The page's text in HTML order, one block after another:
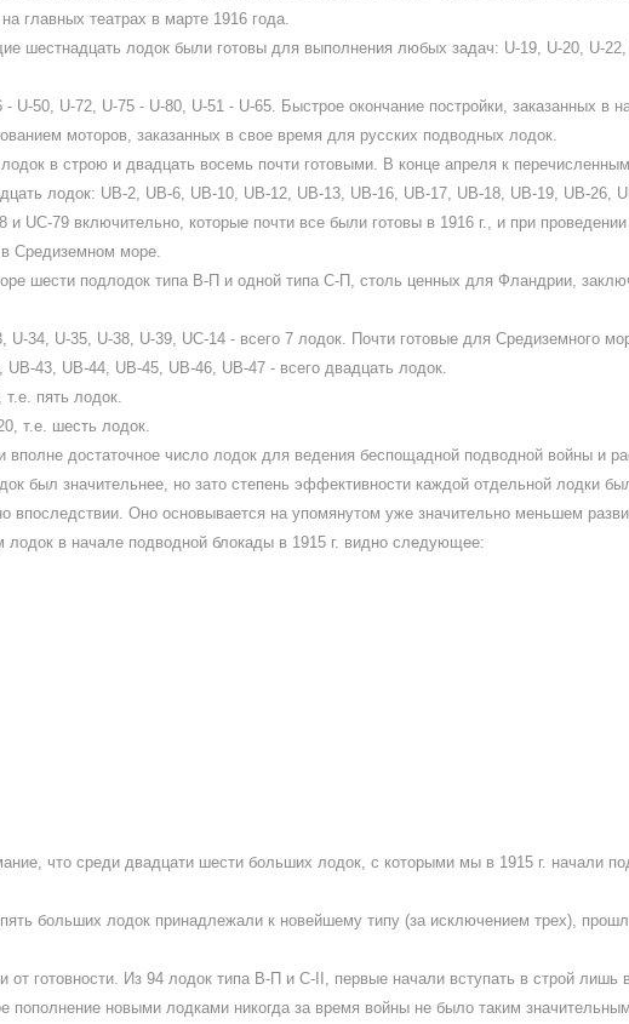
главных театрах в марте 1916 года.
шестнадцать лодок были готовы для выполнения любых задач: U-19, U-20, U-
U-50, U-72, U-75 - U-80, U-51 - U-65. Быстрое окончание постройки, заказанных в
моторов, заказанных в свое время для русских подводных лодок.
в строю и двадцать восемь почти готовыми. В конце апреля к
лодок: UB-2, UB-6, UB-10, UB-12, UB-13, UB-16, UB-17, UB-18, UB-19, UB-26,
UC-79 включительно, которые почти все были готовы в 1916 г., и при
Средиземном море.
шести подлодок типа В-П и одной типа С-П, столь ценных для Фландрии,
34, U-35, U-38, U-39, UC-14 - всего 7 лодок. Почти готовые для Средиземного
43, UB-44, UB-45, UB-46, UB-47 - всего двадцать лодок.
т.е. пять лодок.
т.е. шесть лодок.
вполне достаточное число лодок для ведения беспощадной подводной войны и
был значительнее, но зато степень эффективности каждой отдельной лодки
впоследствии. Оно основывается на упомянутом уже значительно меньшем
в начале подводной блокады в 1915 г. видно следующее:
что среди двадцати шести больших лодок, с которыми мы в 1915 г. начали
больших лодок принадлежали к новейшему типу (за исключением трех),
готовности. Из 94 лодок типа В-П и С-II, первые начали вступать в строй лишь
пополнение новыми лодками никогда за время войны не было таким